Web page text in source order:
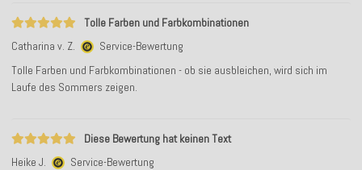
Tolle Farben und Farbkombinationen
Catharina v. Z.
Service-Bewertung
Tolle Farben und Farbkombinationen - ob sie ausbleichen, wird sich im
Laufe des Sommers zeigen.
Diese Bewertung hat keinen Text
Heike J.
Service-Bewertung